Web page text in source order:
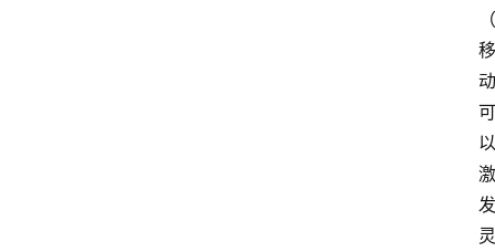
（
移
动
可
以
激
发
灵